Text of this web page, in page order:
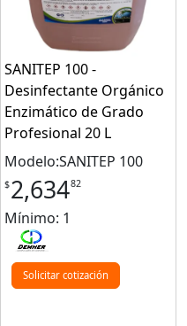
SANITEP 100 -
Desinfectante Orgánico
Enzimático de Grado
Profesional 20 L
Modelo:SANITEP 100
$2,63482
Mínimo: 1
Solicitar cotización